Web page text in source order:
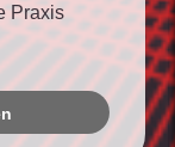
Praxis